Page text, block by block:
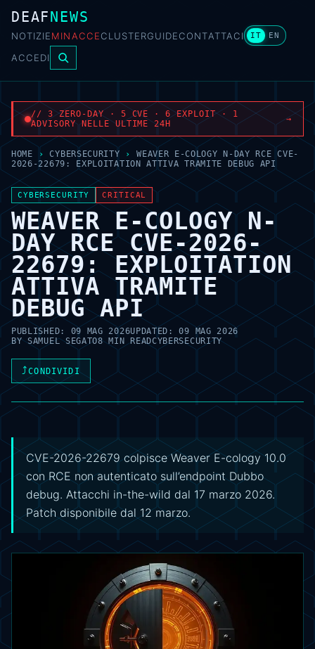
DEAFNEWS
NOTIZIEMINACCECLUSTERGUIDECONTATTACI IT EN
ACCEDI
// 3 ZERO-DAY · 5 CVE · 6 EXPLOIT · 1
ADVISORY NELLE ULTIME 24H
→
HOME › CYBERSECURITY ›
WEAVER E-COLOGY N-DAY RCE CVE-
2026-22679: EXPLOITATION ATTIVA TRAMITE DEBUG API
CYBERSECURITY CRITICAL
WEAVER E-COLOGY N-
DAY RCE CVE-2026-
22679: EXPLOITATION
ATTIVA TRAMITE
DEBUG API
PUBLISHED: 09 MAG 2026UPDATED:09 MAG 2026
BYSAMUEL SEGATO8 MIN READCYBERSECURITY
⤴CONDIVIDI
CVE-2026-22679 colpisce Weaver E-cology 10.0
con RCE non autenticato sull’endpoint Dubbo
debug. Attacchi in-the-wild dal 17 marzo 2026.
Patch disponibile dal 12 marzo.